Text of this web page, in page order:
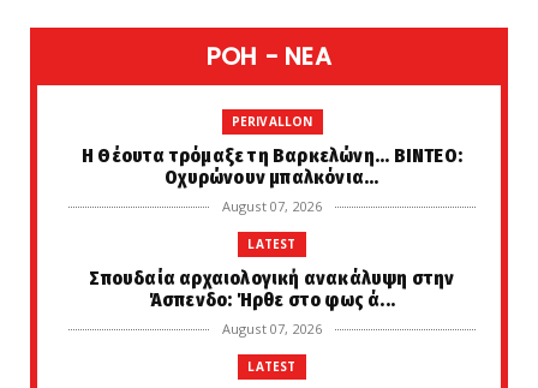
POH - NEA
PERIVALLON
H Θέουτα τρόμαξε τη Βαρκελώνη... ΒΙΝΤΕΟ:
Οχυρώνουν μπαλκόνια...
August 07, 2026
LATEST
Σπουδαία αρχαιολογική ανακάλυψη στην
Άσπενδο: Ήρθε στο φως ά...
August 07, 2026
LATEST